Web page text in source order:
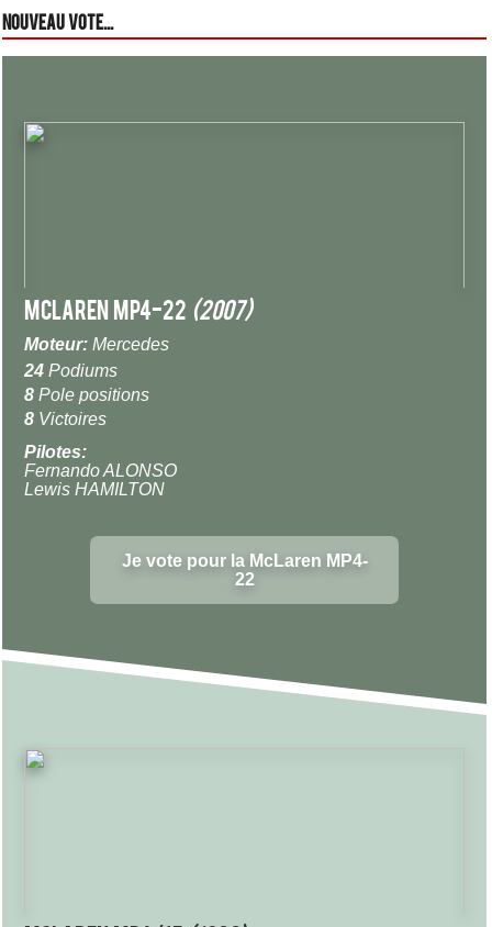
Nouveau vote...
McLaren MP4-22 (2007)
Moteur: Mercedes
24 Podiums
8 Pole positions
8 Victoires
Pilotes:
Fernando ALONSO
Lewis HAMILTON
Je vote pour la McLaren MP4-
22